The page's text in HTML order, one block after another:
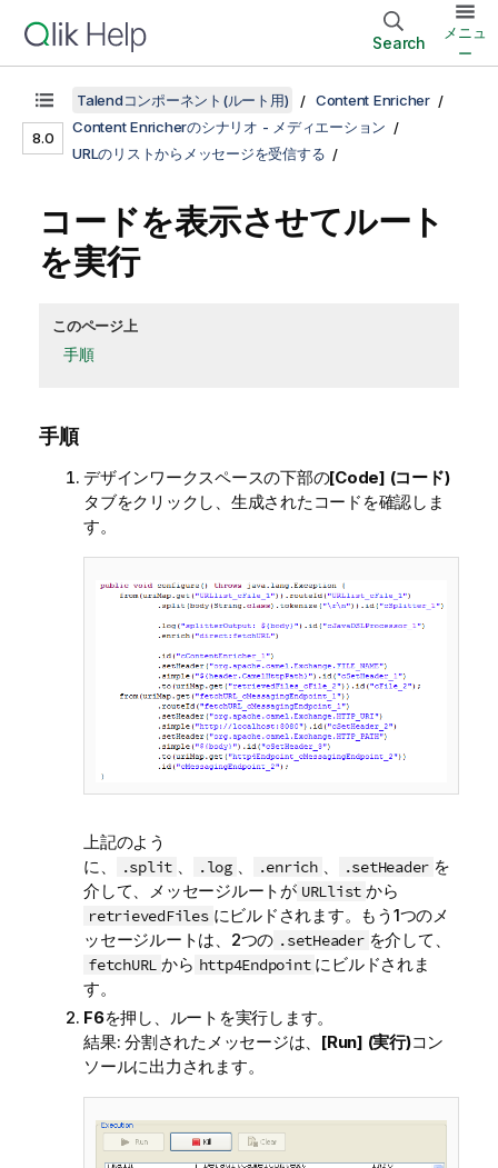
Search
メニュ
ー
8.0
Talendコンポーネント(ルート用)
Content Enricher
Content Enricherのシナリオ - メディエーション
URLのリストからメッセージを受信する
コードを表示させてルート
を実行
このページ上
手順
手順
デザインワークスペースの下部の[Code] (コード)
タブをクリックし、生成されたコードを確認しま
す。
上記のよう
に、
.split .log .enrich .setHeader を
介して、メッセージルートが URLlist から
retrievedFiles にビルドされます。もう1つのメ
ッセージルートは、2つの .setHeader を介して、
fetchURL から http4Endpoint にビルドされま
す。
F6を押し、ルートを実行します。
結果: 分割されたメッセージは、 [Run] (実行)コン
ソールに出力されます。